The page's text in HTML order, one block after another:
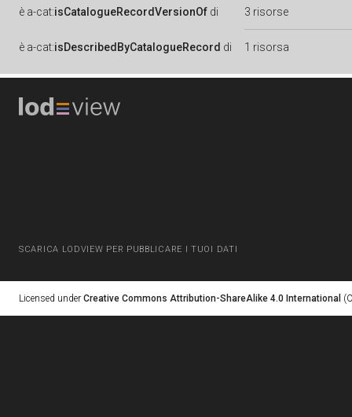
è a-cat:isCatalogueRecordVersionOf di 3 risorse
è a-cat:isDescribedByCatalogueRecord di 1 risorsa
SCARICA LODVIEW PER PUBBLICARE I TUOI DATI
Licensed under Creative Commons Attribution-ShareAlike 4.0 International